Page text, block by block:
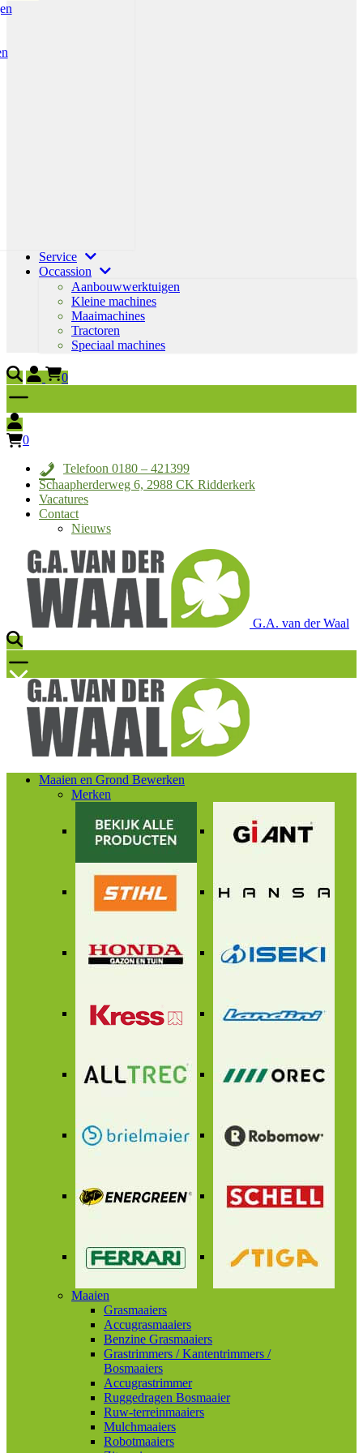
Service
Occassion
Aanbouwwerktuigen
Kleine machines
Maaimachines
Tractoren
Speciaal machines
0
0
Telefoon 0180 – 421399
Schaapherderweg 6, 2988 CK Ridderkerk
Vacatures
Contact
Nieuws
G.A. van der Waal
Maaien en Grond Bewerken
Merken
Maaien
Grasmaaiers
Accugrasmaaiers
Benzine Grasmaaiers
Grastrimmers / Kantentrimmers /
Bosmaaiers
Accugrastrimmer
Ruggedragen Bosmaaier
Ruw-terreinmaaiers
Mulchmaaiers
Robotmaaiers